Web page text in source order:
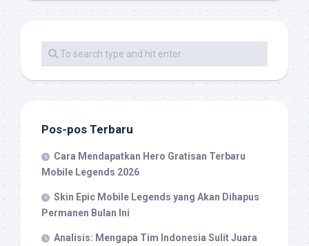
Pos-pos Terbaru
Cara Mendapatkan Hero Gratisan Terbaru
Mobile Legends 2026
Skin Epic Mobile Legends yang Akan Dihapus
Permanen Bulan Ini
Analisis: Mengapa Tim Indonesia Sulit Juara